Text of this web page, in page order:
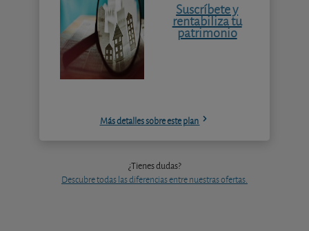
Suscríbete y
rentabiliza tu
patrimonio
Más detalles sobre este plan
¿Tienes dudas?
Descubre todas las diferencias entre nuestras ofertas.